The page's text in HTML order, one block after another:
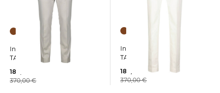
Incotex | Herren Hose
TAPERD FIT FLEX GAB
189,99 €
370,00 €
Incotex | Herren Hose
TAPERD FIT FLEX GAB
189,99 €
370,00 €